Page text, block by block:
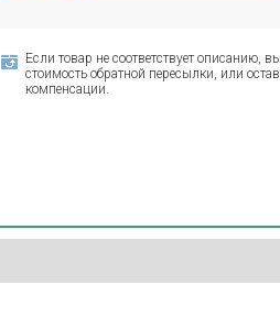
Если товар не соответствует описанию,
стоимость обратной пересылки, или
компенсации.